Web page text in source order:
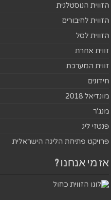
הזווית הנוסטלגית
הזווית לחיבורים
הזווית לסל
זווית אחרת
זווית המערכת
חידונים
מונדיאל 2018
מנג'ר
פנטזי ליג
פרויקט פתיחת הליגה הישראלית
אז מי אנחנו ?